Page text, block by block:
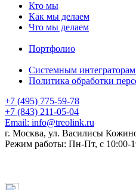
Кто мы
Как мы делаем
Что мы делаем
Портфолио
Системным
Политика обработки
+7 (495) 775-59-78
+7 (843) 211-05-04
Email: info@treolink.ru
г. Москва, ул. Василисы
Режим работы: Пн-Пт, с 10:00-